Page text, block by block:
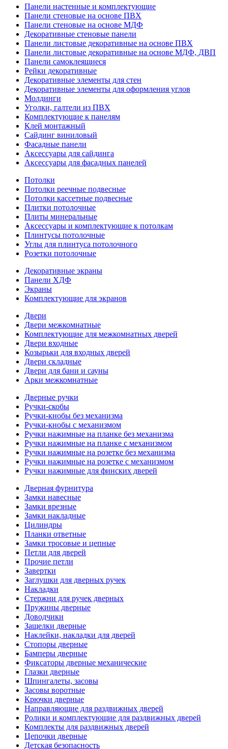
Панели настенные и комплектующие
Панели стеновые на основе ПВХ
Панели стеновые на основе МДФ
Декоративные стеновые панели
Панели листовые декоративные на основе ПВХ
Панели листовые декоративные на основе МДФ, ДВП
Панели самоклеящиеся
Рейки декоративные
Декоративные элементы для стен
Декоративные элементы для оформления углов
Молдинги
Уголки, галтели из ПВХ
Комплектующие к панелям
Клей монтажный
Сайдинг виниловый
Фасадные панели
Аксессуары для сайдинга
Аксессуары для фасадных панелей
Потолки
Потолки реечные подвесные
Потолки кассетные подвесные
Плитки потолочные
Плиты минеральные
Аксессуары и комплектующие к потолкам
Плинтусы потолочные
Углы для плинтуса потолочного
Розетки потолочные
Декоративные экраны
Панели ХДФ
Экраны
Комплектующие для экранов
Двери
Двери межкомнатные
Комплектующие для межкомнатных дверей
Двери входные
Козырьки для входных дверей
Двери складные
Двери для бани и сауны
Арки межкомнатные
Дверные ручки
Ручки-скобы
Ручки-кнобы без механизма
Ручки-кнобы с механизмом
Ручки нажимные на планке без механизма
Ручки нажимные на планке с механизмом
Ручки нажимные на розетке без механизма
Ручки нажимные на розетке с механизмом
Ручки нажимные для финских дверей
Дверная фурнитура
Замки навесные
Замки врезные
Замки накладные
Цилиндры
Планки ответные
Замки тросовые и цепные
Петли для дверей
Прочие петли
Завертки
Заглушки для дверных ручек
Накладки
Стержни для ручек дверных
Пружины дверные
Доводчики
Защелки дверные
Наклейки, накладки для дверей
Стопоры дверные
Бамперы дверные
Фиксаторы дверные механические
Глазки дверные
Шпингалеты, засовы
Засовы воротные
Крючки дверные
Направляющие для раздвижных дверей
Ролики и комплектующие для раздвижных дверей
Комплекты для раздвижных дверей
Цепочки дверные
Детская безопасность